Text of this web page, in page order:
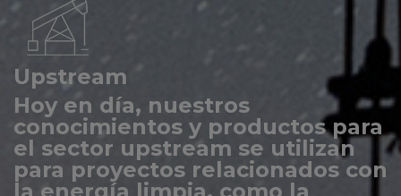
Upstream
Hoy en día, nuestros
conocimientos y productos para
el sector upstream se utilizan
para proyectos relacionados con